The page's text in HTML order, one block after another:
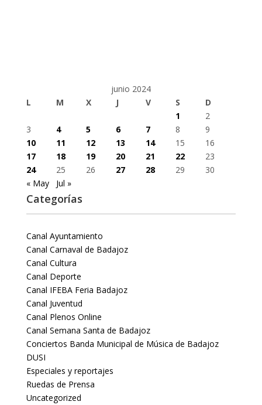
junio 2024
L
M X J V S
D
1
2
3
4 5 6 7 8
9
10
11 12 13 14 15
16
17
18 19 20 21 22
23
24
25 26 27 28 29
30
« May
Jul »
Categorías
Canal Ayuntamiento
Canal Carnaval de Badajoz
Canal Cultura
Canal Deporte
Canal IFEBA Feria Badajoz
Canal Juventud
Canal Plenos Online
Canal Semana Santa de Badajoz
Conciertos Banda Municipal de Música de Badajoz
DUSI
Especiales y reportajes
Ruedas de Prensa
Uncategorized